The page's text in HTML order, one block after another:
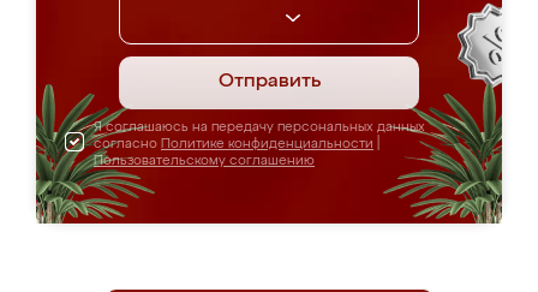
Отправить
Я соглашаюсь на передачу персональных данных
согласно Политике конфиденциальности
Пользовательскому соглашению